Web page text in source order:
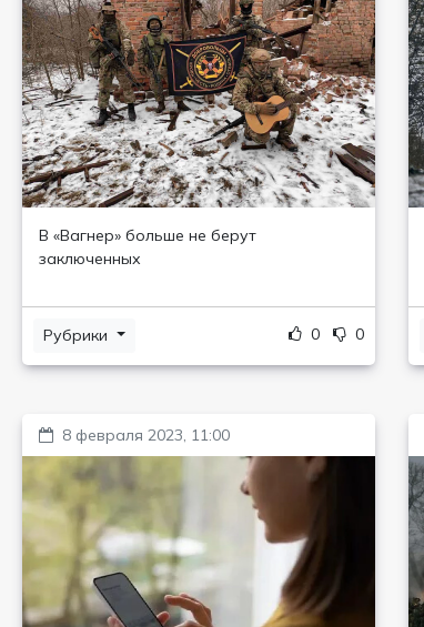
В «Вагнер» больше не берут
заключенных
Рубрики 0 0
8 февраля 2023, 11:00